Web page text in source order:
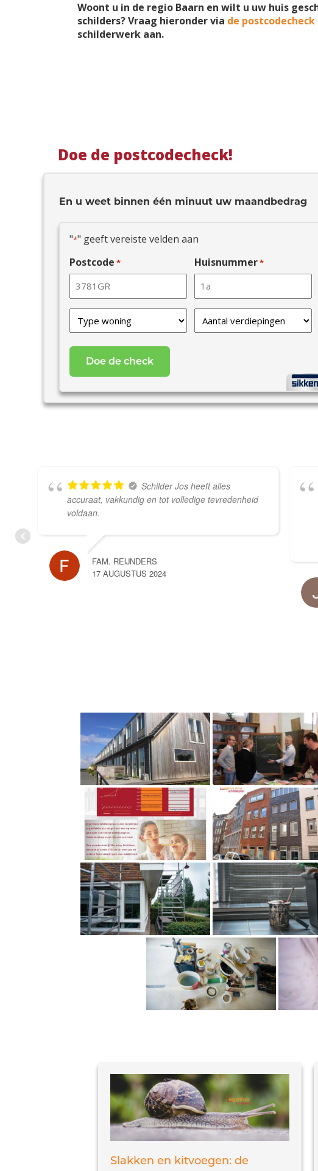
Woont u in de regio Baarn en wilt u uw huis
schilders? Vraag hieronder via de postcodecheck
schilderwerk aan.
Doe de postcodecheck!
En u weet binnen één minuut uw maandbedrag
"*" geeft vereiste velden aan
Postcode * Huisnummer*
van
woning
Verdiepingen
Schilder Jos heeft alles
accuraat, vakkundig en tot volledige tevredenheid
voldaan.
FAM. REIJNDERS
17 AUGUSTUS 2024
Slakken en kitvoegen: de